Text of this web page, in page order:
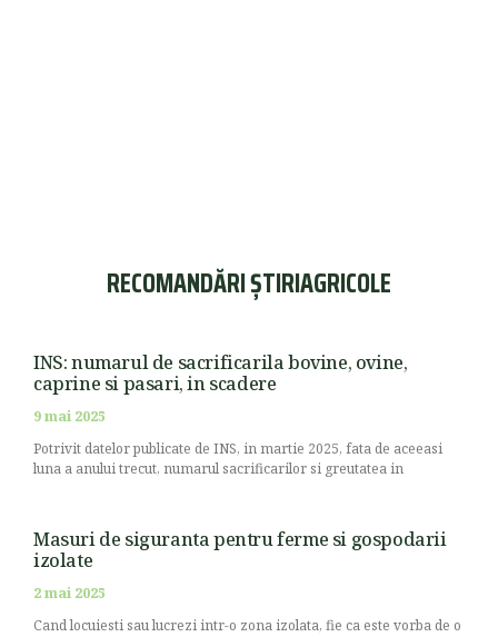
RECOMANDĂRI ȘTIRIAGRICOLE
INS: numarul de sacrificarila bovine, ovine,
caprine si pasari, in scadere
9 mai 2025
Potrivit datelor publicate de INS, in martie 2025, fata de aceeasi
luna a anului trecut, numarul sacrificarilor si greutatea in
Masuri de siguranta pentru ferme si gospodarii
izolate
2 mai 2025
Cand locuiesti sau lucrezi intr-o zona izolata, fie ca este vorba de o